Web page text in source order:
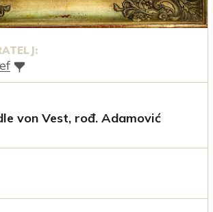
von Vest, rođ. Adamović